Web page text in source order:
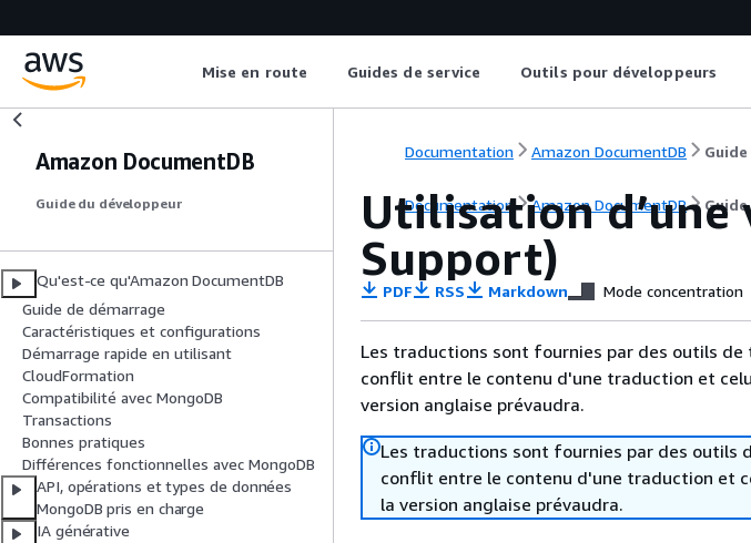
Mise en route Guides de service Outils pour développeurs
Amazon DocumentDB
Guide du développeur
Qu'est-ce qu'Amazon DocumentDB
Guide de démarrage
Caractéristiques et configurations
Démarrage rapide en utilisant
CloudFormation
Compatibilité avec MongoDB
Transactions
Bonnes pratiques
Différences fonctionnelles avec MongoDB
API, opérations et types de données
MongoDB pris en charge
IA générative
Documentation Amazon DocumentDB
Documentation Amazon DocumentDB
Utilisation d’une
Support)
PDF RSS Markdown Mode concentration
Les traductions sont fournies par des outils
conflit entre le contenu d'une traduction et
version anglaise prévaudra.
Les traductions sont fournies par des outils
conflit entre le contenu d'une traduction et
la version anglaise prévaudra.